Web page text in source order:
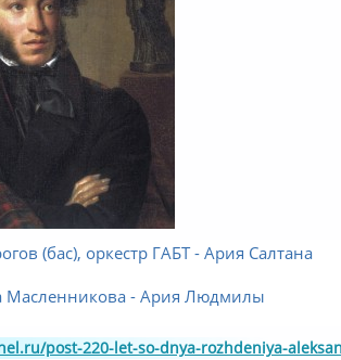
(бас), оркестр ГАБТ - Ария Салтана
Масленникова - Ария Людмилы
post-220-let-so-dnya-rozhdeniya-